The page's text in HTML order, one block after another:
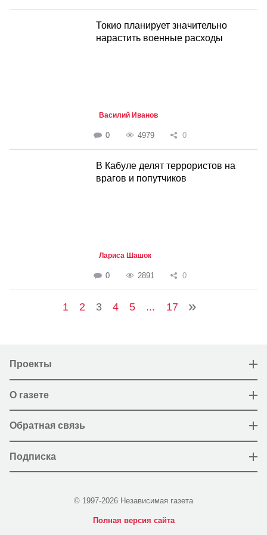
Токио планирует значительно
нарастить военные расходы
Василий Иванов
0 4979 0
В Кабуле делят террористов на
врагов и попутчиков
Лариса Шашок
0 2891 0
1 2 3 4 5 ... 17
Проекты
О газете
Обратная связь
Подписка
© 1997-2026 Независимая газета
Полная версия сайта